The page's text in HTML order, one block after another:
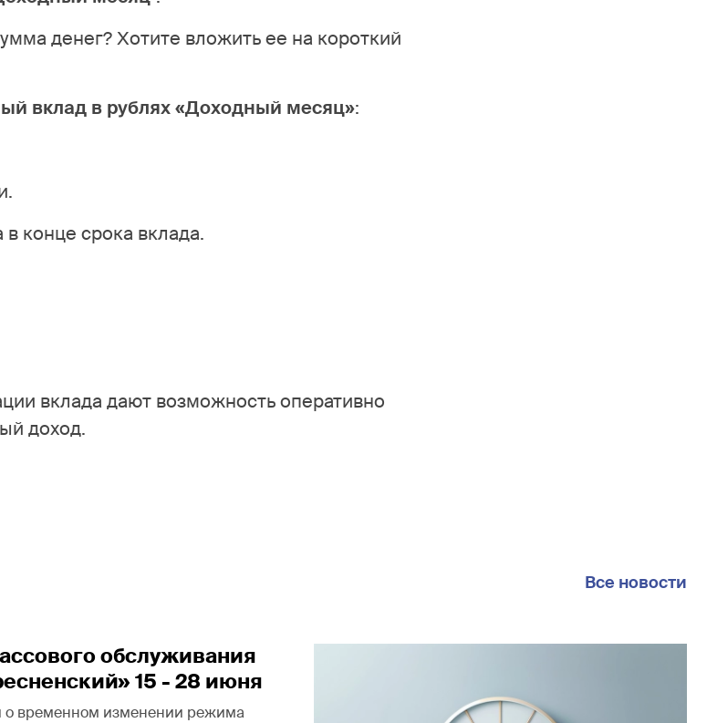
денег? Хотите вложить ее на короткий
вклад в рублях «Доходный месяц»:
конце срока вклада.
вклада дают возможность оперативно
доход.
Все новости
обслуживания
15 - 28 июня
временном изменении режима